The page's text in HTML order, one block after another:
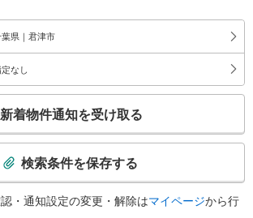
県｜君津市
なし
新着物件通知を受け取る
検索条件を保存する
・通知設定の変更・解除はマイページから行